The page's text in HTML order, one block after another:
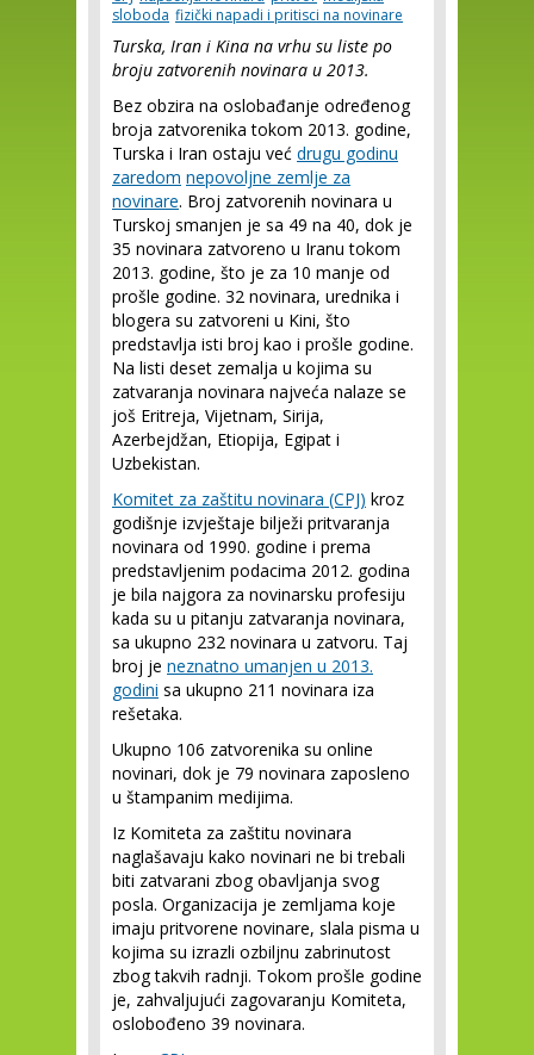
sloboda fizički napadi i pritisci na novinare
Turska, Iran i Kina na vrhu su liste po
broju zatvorenih novinara u 2013.
Bez obzira na oslobađanje određenog
broja zatvorenika tokom 2013. godine,
Turska i Iran ostaju već drugu godinu
zaredom nepovoljne zemlje za
novinare. Broj zatvorenih novinara u
Turskoj smanjen je sa 49 na 40, dok je
35 novinara zatvoreno u Iranu tokom
2013. godine, što je za 10 manje od
prošle godine. 32 novinara, urednika i
blogera su zatvoreni u Kini, što
predstavlja isti broj kao i prošle godine.
Na listi deset zemalja u kojima su
zatvaranja novinara najveća nalaze se
još Eritreja, Vijetnam, Sirija,
Azerbejdžan, Etiopija, Egipat i
Uzbekistan.
Komitet za zaštitu novinara (CPJ) kroz
godišnje izvještaje bilježi pritvaranja
novinara od 1990. godine i prema
predstavljenim podacima 2012. godina
je bila najgora za novinarsku profesiju
kada su u pitanju zatvaranja novinara,
sa ukupno 232 novinara u zatvoru. Taj
broj je neznatno umanjen u 2013.
godini sa ukupno 211 novinara iza
rešetaka.
Ukupno 106 zatvorenika su online
novinari, dok je 79 novinara zaposleno
u štampanim medijima.
Iz Komiteta za zaštitu novinara
naglašavaju kako novinari ne bi trebali
biti zatvarani zbog obavljanja svog
posla. Organizacija je zemljama koje
imaju pritvorene novinare, slala pisma u
kojima su izrazli ozbiljnu zabrinutost
zbog takvih radnji. Tokom prošle godine
je, zahvaljujući zagovaranju Komiteta,
oslobođeno 39 novinara.